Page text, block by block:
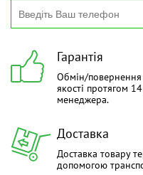
Гарантія
Обмін/повернення
якості протягом
менеджера.
Доставка
Доставка товару
допомогою